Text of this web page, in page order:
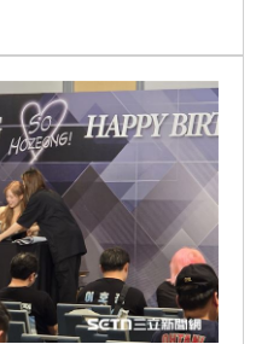
播起「富邦家人們」
向來無比珍視粉絲的
告白，溫馨氣氛感染全